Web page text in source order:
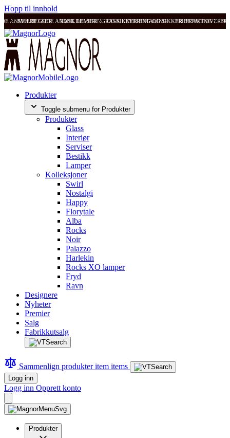
Hopp til innhold
ANMELDELSER RASK LEVERING OG SIKKER BETALING FRI FRAKT OVER
SVÆRT GODE ANMELDELSER RASK LEVERING OG SIKKER BETALING
Produkter
Toggle submenu for Produkter
Produkter
Glass
Interiør
Serviser
Bestikk
Lamper
Kolleksjoner
Swirl
Nostalgi
Happy
Florytale
Alba
Rocks
Noir
Palazzo
Harlekin
Rocks XO lamper
Fryd
Ravn
Designere
Nyheter
Premier
Salg
Fabrikkutsalg
Sammenlign produkteritem items
Logg inn
Logg inn Opprett konto
Produkter